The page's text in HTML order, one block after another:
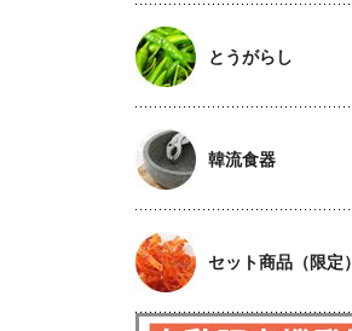
とうがらし
韓流食器
セット商品（限定）